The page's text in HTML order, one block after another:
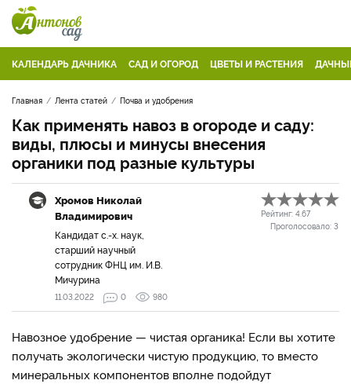
КАЛЕНДАРЬ ДАЧНИКА САД И ОГОРОД ЦВЕТЫ И РАСТЕНИЯ
Главная Лента статей Почва и удобрения
Как применять навоз в огороде и саду:
виды, плюсы и минусы внесения
органики под разные культуры
Хромов Николай
Владимирович
Кандидат с.-х. наук,
старший научный
сотрудник ФНЦ им. И.В.
Мичурина
Рейтинг: 4.67
Проголосовало: 3
11.03.2022 0 980
Навозное удобрение — чистая органика! Если вы хотите
получать экологически чистую продукцию, то вместо
минеральных компонентов вполне подойдут